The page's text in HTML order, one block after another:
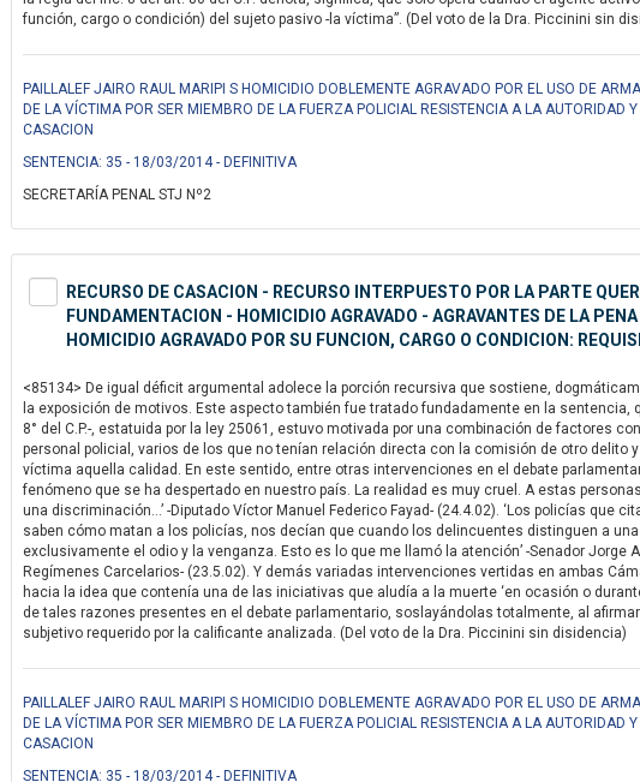
función, cargo o condición) del sujeto pasivo -la víctima”. (Del voto de la Dra. Piccinini sin
PAILLALEF JAIRO RAUL MARIPI S HOMICIDIO DOBLEMENTE AGRAVADO POR EL USO DE
DE LA VÍCTIMA POR SER MIEMBRO DE LA FUERZA POLICIAL RESISTENCIA A LA AUTORIDAD
CASACION
SENTENCIA: 35 - 18/03/2014 - DEFINITIVA
SECRETARÍA PENAL STJ Nº2
RECURSO DE CASACION - RECURSO INTERPUESTO POR LA PARTE
FUNDAMENTACION - HOMICIDIO AGRAVADO - AGRAVANTES DE LA
HOMICIDIO AGRAVADO POR SU FUNCION, CARGO O CONDICION:
<85134> De igual déficit argumental adolece la porción recursiva que sostiene,
la exposición de motivos. Este aspecto también fue tratado fundadamente en la
8° del C.P.-, estatuida por la ley 25061, estuvo motivada por una combinación de factores
personal policial, varios de los que no tenían relación directa con la comisión de otro delito
víctima aquella calidad. En este sentido, entre otras intervenciones en el debate
fenómeno que se ha despertado en nuestro país. La realidad es muy cruel. A estas
una discriminación…’ -Diputado Víctor Manuel Federico Fayad- (24.4.02). ‘Los policías
saben cómo matan a los policías, nos decían que cuando los delincuentes distinguen a
exclusivamente el odio y la venganza. Esto es lo que me llamó la atención’ -Senador
Regímenes Carcelarios- (23.5.02). Y demás variadas intervenciones vertidas en ambas
hacia la idea que contenía una de las iniciativas que aludía a la muerte ‘en ocasión o
de tales razones presentes en el debate parlamentario, soslayándolas totalmente, al
subjetivo requerido por la calificante analizada. (Del voto de la Dra. Piccinini sin disidencia)
PAILLALEF JAIRO RAUL MARIPI S HOMICIDIO DOBLEMENTE AGRAVADO POR EL USO DE
DE LA VÍCTIMA POR SER MIEMBRO DE LA FUERZA POLICIAL RESISTENCIA A LA AUTORIDAD
CASACION
SENTENCIA: 35 - 18/03/2014 - DEFINITIVA